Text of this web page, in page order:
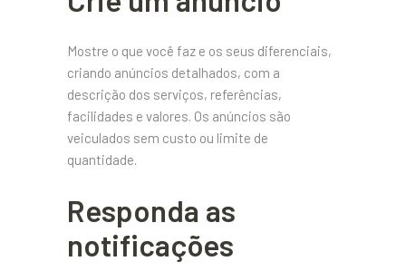
Mostre o que você faz e os seus diferenciais,
criando anúncios detalhados, com a
descrição dos serviços, referências,
facilidades e valores. Os anúncios são
veiculados sem custo ou limite de
quantidade.
Responda as
notificações